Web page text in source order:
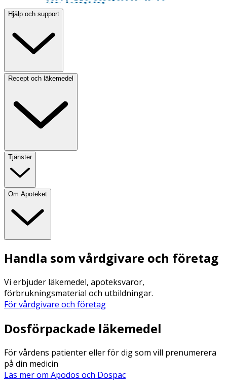
Hjälp och support
Recept och läkemedel
Tjänster
Om Apoteket
Handla som vårdgivare och företag
Vi erbjuder läkemedel, apoteksvaror,
förbrukningsmaterial och utbildningar.
För vårdgivare och företag
Dosförpackade läkemedel
För vårdens patienter eller för dig som vill prenumerera
på din medicin
Läs mer om Apodos och Dospac